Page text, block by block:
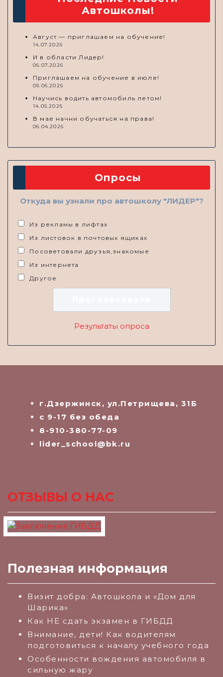
Автошколы!
Август — приглашаем на обучение!
14.07.2026
И в области Лидер!
06.07.2026
Приглашаем на обучение в июле!
09.06.2026
Научись водить автомобиль летом!
14.05.2026
В мае начни обучаться на права!
06.04.2026
Опросы
Откуда вы узнали про автошколу "ЛИДЕР"?
Из рекламы в лифтах
Из листовок в почтовых ящиках
Посоветовали друзья,знакомые
Из интернета
Другое
Результаты опроса
г.Дзержинск, ул.Петрищева, 31Б
с 9-17 без обеда
8-910-380-77-09
lider_school@bk.ru
ОТЗЫВЫ О НАС
Полезная информация
Визит добра: Автошкола и «Дом для
Шарика»
Как НЕ сдать экзамен в ГИБДД
Внимание, дети! Как водителям
подготовиться к началу учебного года
Особенности вождения автомобиля в
сильную жару